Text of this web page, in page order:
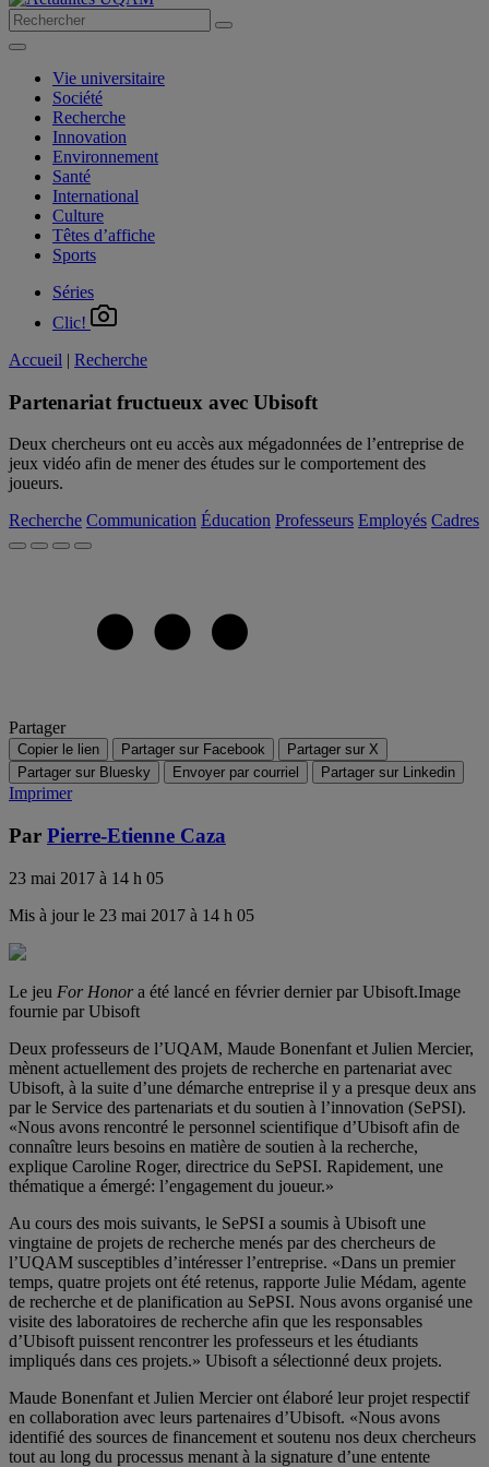
Vie universitaire
Société
Recherche
Innovation
Environnement
Santé
International
Culture
Têtes d’affiche
Sports
Séries
Clic!
Accueil | Recherche
Partenariat fructueux avec Ubisoft
Deux chercheurs ont eu accès aux mégadonnées de l’entreprise de
jeux vidéo afin de mener des études sur le comportement des
joueurs.
Recherche Communication Éducation Professeurs Employés Cadres
Partager
Copier le lien Partager sur Facebook
Partager sur X
Partager sur Bluesky
Envoyer par courriel Partager sur Linkedin
Imprimer
Par Pierre-Etienne Caza
23 mai 2017 à 14 h 05
Mis à jour le 23 mai 2017 à 14 h 05
Le jeu For Honora été lancé en février dernier par Ubisoft.Image
fournie par Ubisoft
Deux professeurs de l’UQAM, Maude Bonenfant et Julien Mercier,
mènent actuellement des projets de recherche en partenariat avec
Ubisoft, à la suite d’une démarche entreprise il y a presque deux ans
par le Service des partenariats et du soutien à l’innovation (SePSI).
«Nous avons rencontré le personnel scientifique d’Ubisoft afin de
connaître leurs besoins en matière de soutien à la recherche,
explique Caroline Roger, directrice du SePSI. Rapidement, une
thématique a émergé: l’engagement du joueur.»
Au cours des mois suivants, le SePSI a soumis à Ubisoft une
vingtaine de projets de recherche menés par des chercheurs de
l’UQAM susceptibles d’intéresser l’entreprise. «Dans un premier
temps, quatre projets ont été retenus, rapporte Julie Médam, agente
de recherche et de planification au SePSI. Nous avons organisé une
visite des laboratoires de recherche afin que les responsables
d’Ubisoft puissent rencontrer les professeurs et les étudiants
impliqués dans ces projets.» Ubisoft a sélectionné deux projets.
Maude Bonenfant et Julien Mercier ont élaboré leur projet respectif
en collaboration avec leurs partenaires d’Ubisoft. «Nous avons
identifié des sources de financement et soutenu nos deux chercheurs
tout au long du processus menant à la signature d’une entente